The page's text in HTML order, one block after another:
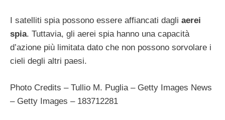
I satelliti spia possono essere affiancati dagli aerei
spia. Tuttavia, gli aerei spia hanno una capacità
d’azione più limitata dato che non possono sorvolare i
cieli degli altri paesi.
Photo Credits – Tullio M. Puglia – Getty Images News
– Getty Images – 183712281